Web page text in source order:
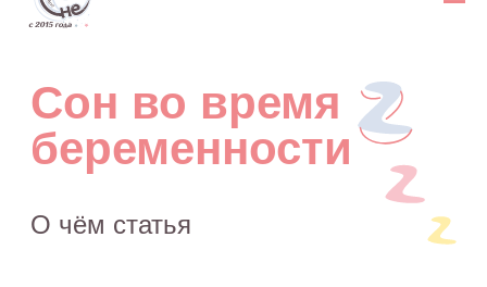
Сон во время
Бессонница во время беременности
жидкости перед сном
О чём статья